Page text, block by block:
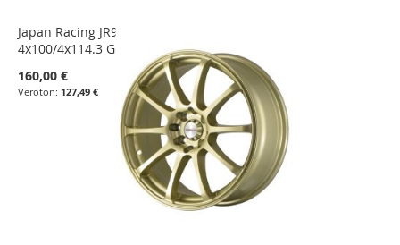
Japan Racing JR9 15x8 ET15
4x100/4x114.3 Gold
160,00 €
127,49 €